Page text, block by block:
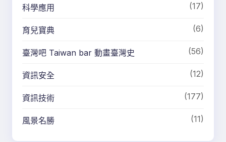
科學應用 (17)
育兒寶典 (6)
臺灣吧 Taiwan bar 動畫臺灣史 (56)
資訊安全 (12)
資訊技術 (177)
風景名勝 (11)